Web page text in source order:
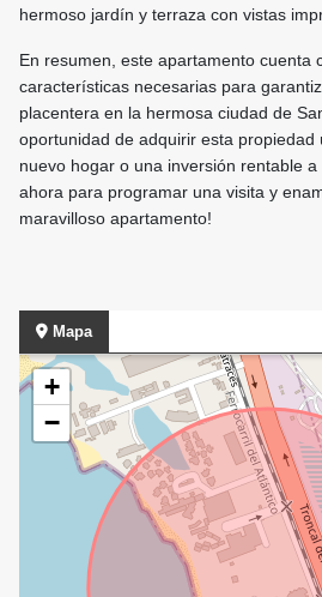
hermoso jardín y terraza con vistas
En resumen, este apartamento cuenta
características necesarias para
placentera en la hermosa ciudad de
oportunidad de adquirir esta propiedad
nuevo hogar o una inversión rentable
ahora para programar una visita y
maravilloso apartamento!
Mapa
+
−